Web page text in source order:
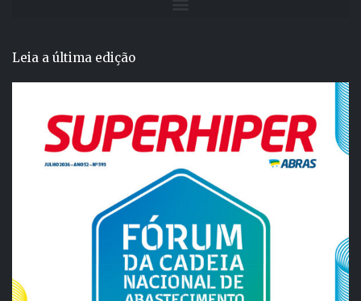
Leia a última edição